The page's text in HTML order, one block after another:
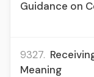
Guidance on
9327.
Meaning